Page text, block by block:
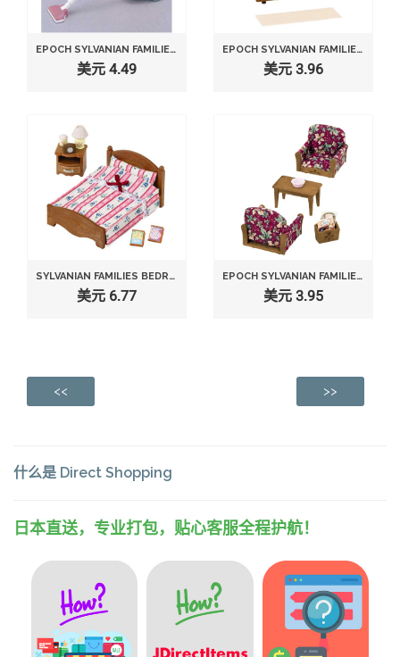
EPOCH SYLVANIAN FAMILIES SYLVANIAN FAMILY DOLL "VACUUM CLEANER SET KA-607"
美元 4.49
EPOCH SYLVANIAN FAMILIES SYLVANIAN FAMILY DOLL "SOFA SET KA-508"
美元 3.96
SYLVANIAN FAMILIES BEDROOM SEMI-DOUBLE BED OVER -512
美元 6.77
EPOCH SYLVANIAN FAMILIES SYLVANIAN FAMILY LIVING ROOM ARM CHAIR SOFA SET KA-509
美元 3.95
<< >>
什么是 Direct Shopping
日本直送，专业打包，贴心客服全程护航！